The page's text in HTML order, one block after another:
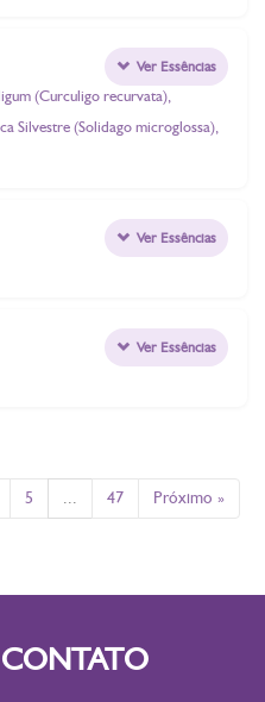
(Curculigo recurvata),
Silvestre (Solidago microglossa),
Ver Essências
Ver Essências
Ver Essências
5 ... 47 Próximo »